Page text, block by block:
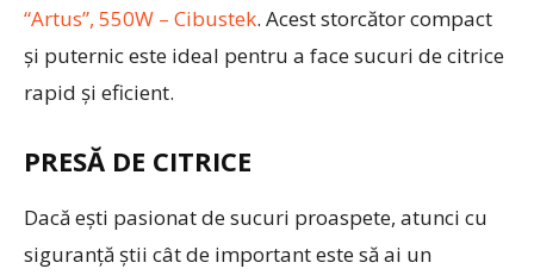
“Artus”, 550W – Cibustek. Acest storcător compact
și puternic este ideal pentru a face sucuri de citrice
rapid și eficient.
PRESĂ DE CITRICE
Dacă ești pasionat de sucuri proaspete, atunci cu
siguranță știi cât de important este să ai un